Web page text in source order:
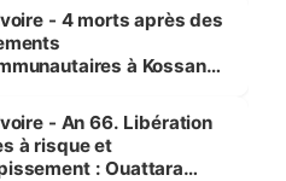
futures »
- 4 morts après des
à Kossandji
sinistrés
- An 66. Libération
à risque et
: Ouattara